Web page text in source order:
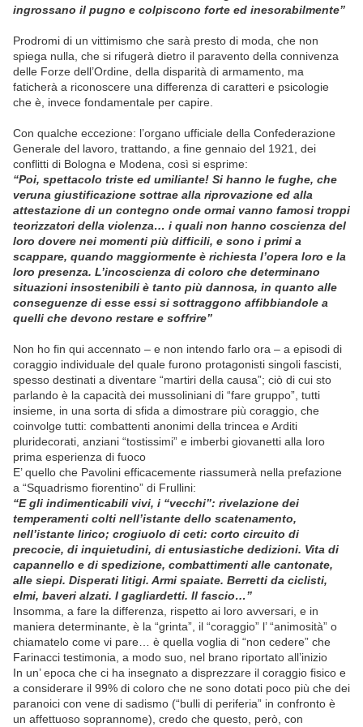
ingrossano il pugno e colpiscono forte ed inesorabilmente”
Prodromi di un vittimismo che sarà presto di moda, che non
spiega nulla, che si rifugerà dietro il paravento della connivenza
delle Forze dell’Ordine, della disparità di armamento, ma
faticherà a riconoscere una differenza di caratteri e psicologie
che è, invece fondamentale per capire.
Con qualche eccezione: l’organo ufficiale della Confederazione
Generale del lavoro, trattando, a fine gennaio del 1921, dei
conflitti di Bologna e Modena, così si esprime:
“Poi, spettacolo triste ed umiliante! Si hanno le fughe, che
veruna giustificazione sottrae alla riprovazione ed alla
attestazione di un contegno onde ormai vanno famosi troppi
teorizzatori della violenza… i quali non hanno coscienza del
loro dovere nei momenti più difficili, e sono i primi a
scappare, quando maggiormente è richiesta l’opera loro e la
loro presenza. L’incoscienza di coloro che determinano
situazioni insostenibili è tanto più dannosa, in quanto alle
conseguenze di esse essi si sottraggono affibbiandole a
quelli che devono restare e soffrire”
Non ho fin qui accennato – e non intendo farlo ora – a episodi di
coraggio individuale del quale furono protagonisti singoli fascisti,
spesso destinati a diventare “martiri della causa”; ciò di cui sto
parlando è la capacità dei mussoliniani di “fare gruppo”, tutti
insieme, in una sorta di sfida a dimostrare più coraggio, che
coinvolge tutti: combattenti anonimi della trincea e Arditi
pluridecorati, anziani “tostissimi” e imberbi giovanetti alla loro
prima esperienza di fuoco
E’ quello che Pavolini efficacemente riassumerà nella prefazione
a “Squadrismo fiorentino” di Frullini:
“E gli indimenticabili vivi, i “vecchi”: rivelazione dei
temperamenti colti nell’istante dello scatenamento,
nell’istante lirico; crogiuolo di ceti: corto circuito di
precocie, di inquietudini, di entusiastiche dedizioni. Vita di
capannello e di spedizione, combattimenti alle cantonate,
alle siepi. Disperati litigi. Armi spaiate. Berretti da ciclisti,
elmi, baveri alzati. I gagliardetti. Il fascio…”
Insomma, a fare la differenza, rispetto ai loro avversari, e in
maniera determinante, è la “grinta”, il “coraggio” l’ “animosità” o
chiamatelo come vi pare… è quella voglia di “non cedere” che
Farinacci testimonia, a modo suo, nel brano riportato all’inizio
In un’ epoca che ci ha insegnato a disprezzare il coraggio fisico e
a considerare il 99% di coloro che ne sono dotati poco più che dei
paranoici con vene di sadismo (“bulli di periferia” in confronto è
un affettuoso soprannome), credo che questo, però, con